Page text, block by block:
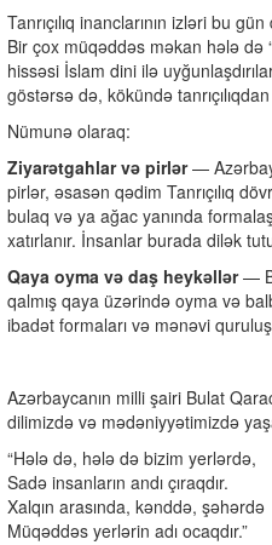
Tanrıçılıq inanclarının izləri bu
Bir çox müqəddəs məkan hələ də
hissəsi İslam dini ilə
göstərsə də, kökündə
Nümunə olaraq:
Ziyarətgahlar və pirlər—
pirlər, əsasən qədim Tanrıçılıq
bulaq və ya ağac yanında
xatırlanır. İnsanlar burada dilək
Qaya oyma və daş heykəllər—
qalmış qaya üzərində oyma və
ibadət formaları və mənəvi
Azərbaycanın milli şairi Bulat
dilimizdə və mədəniyyətimizdə
“Hələ də, hələ də bizim yerlərdə,
Sadə insanların andı çıraqdır.
Xalqın arasında, kənddə, şəhərdə
Müqəddəs yerlərin adı ocaqdır.”